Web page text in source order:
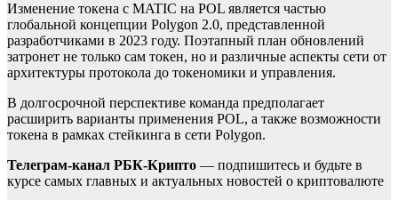
Изменение токена с MATIC на POL является частью
глобальной концепции Polygon 2.0, представленной
разработчиками в 2023 году. Поэтапный план обновлений
затронет не только сам токен, но и различные аспекты сети от
архитектуры протокола до токеномики и управления.
В долгосрочной перспективе команда предполагает
расширить варианты применения POL, а также возможности
токена в рамках стейкинга в сети Polygon.
Телеграм-канал РБК-Крипто — подпишитесь и будьте в
курсе самых главных и актуальных новостей о криптовалюте